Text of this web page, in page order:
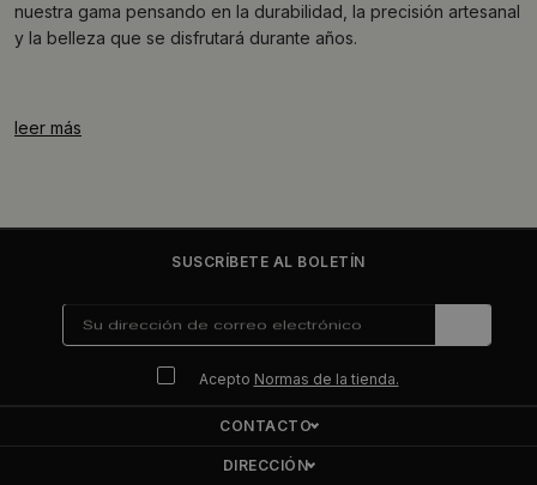
nuestra gama pensando en la durabilidad, la precisión artesanal
y la belleza que se disfrutará durante años.
leer más
SUSCRÍBETE AL BOLETÍN
Acepto Normas de la tienda.
CONTACTO
DIRECCIÓN